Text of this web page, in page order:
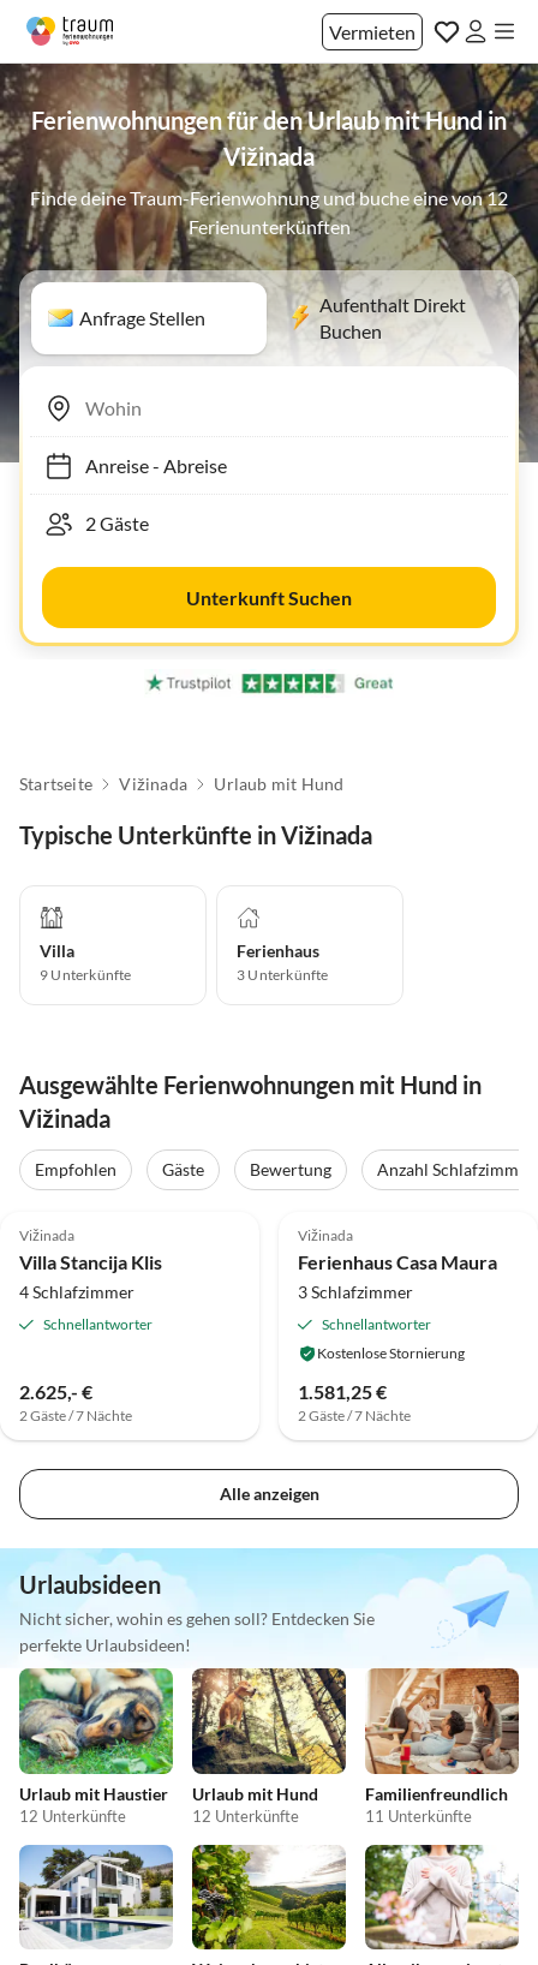
Vermieten
Ferienwohnungen für den Urlaub mit Hund in
Vižinada
Finde deine Traum-Ferienwohnung und buche eine von 12
Ferienunterkünften
Anfrage Stellen
Aufenthalt Direkt
Buchen
Anreise- Abreise
Unterkunft Suchen
Startseite Vižinada Urlaub mit Hund
Typische Unterkünfte in Vižinada
Villa
9 Unterkünfte
Ferienhaus
3 Unterkünfte
Ausgewählte Ferienwohnungen mit Hund in
Vižinada
Empfohlen Gäste Bewertung Anzahl Schlafzimmer
Vižinada
Villa Stancija Klis
4 Schlafzimmer
Schnellantworter
2.625,- €
2 Gäste / 7 Nächte
Vižinada
Ferienhaus Casa Maura
3 Schlafzimmer
Schnellantworter
Kostenlose Stornierung
1.581,25 €
2 Gäste / 7 Nächte
Alle anzeigen
Urlaubsideen
Nicht sicher, wohin es gehen soll? Entdecken Sie
perfekte Urlaubsideen!
Urlaub mit Haustier
12 Unterkünfte
Urlaub mit Hund
12 Unterkünfte
Familienfreundlich
11 Unterkünfte